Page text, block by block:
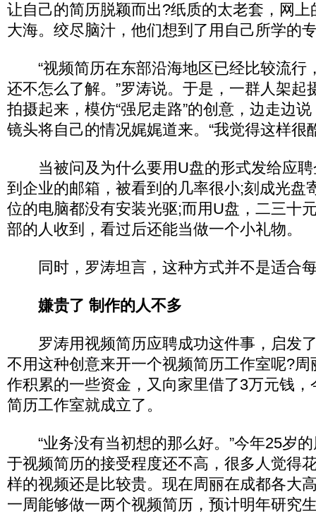
让自己的简历脱颖而出?纸质的太老套，网
大海。绞尽脑汁，他们想到了用自己所学的
“视频简历在东部沿海地区已经比较流行
还不怎么了解。”罗涛说。于是，一群人架起
拍摄起来，模仿“强尼走路”的创意，边走边
镜头将自己的情况娓娓道来。“我觉得这样很
当被问及为什么要用U盘的形式发给应聘
到企业的邮箱，被看到的几率很小;刻成光盘
位的电脑都没有安装光驱;而用U盘，二三十
部的人收到，看过后还能当做一个小礼物。
同时，罗涛坦言，这种方式并不是适合
嫌贵了 制作的人不多
罗涛用视频简历应聘成功这件事，启发
不用这种创意来开一个视频简历工作室呢?
作积累的一些资金，又向家里借了3万元钱
简历工作室就成立了。
“业务没有当初想的那么好。”今年25岁的
于视频简历的接受程度还不高，很多人觉得
样的视频还是比较贵。现在周丽在成都各大
一周能够做一两个视频简历，预计明年研究